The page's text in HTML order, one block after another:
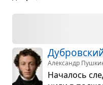
Александр
Нача­лось